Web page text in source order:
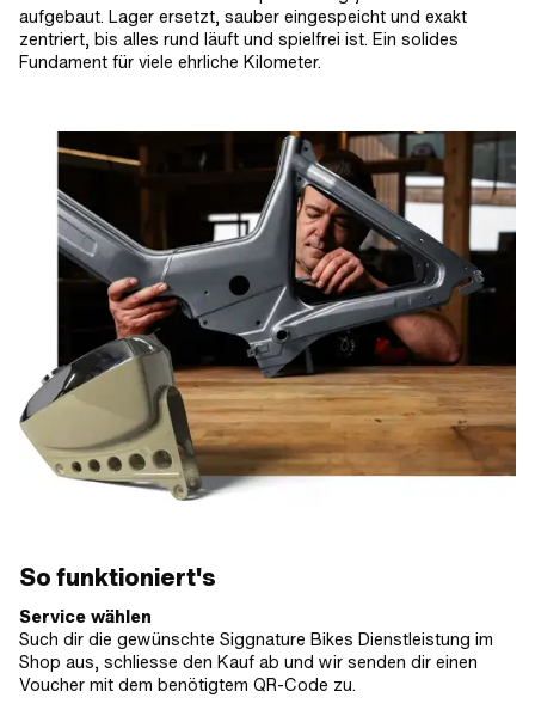
aufgebaut. Lager ersetzt, sauber eingespeicht und exakt
zentriert, bis alles rund läuft und spielfrei ist. Ein solides
Fundament für viele ehrliche Kilometer.
So funktioniert's
Service wählen
Such dir die gewünschte Siggnature Bikes Dienstleistung im
Shop aus, schliesse den Kauf ab und wir senden dir einen
Voucher mit dem benötigtem QR-Code zu.